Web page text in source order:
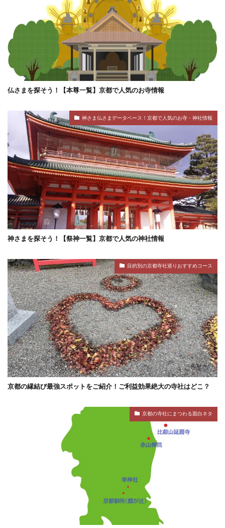
仏さまを探そう！【本尊一覧】京都で人気のお寺情報
神さま仏さまデータベース！京都で人気のお寺・神社情報
神さまを探そう！【祭神一覧】京都で人気の神社情報
目的別の京都寺社巡りおすすめコース
京都の縁結び最強スポットをご紹介！ご利益効果絶大の寺社はどこ？
京都の寺社にまつわる面白ネタ